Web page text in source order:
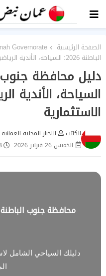
الصفحة الرئيسية Governorate
الباطنة 2026: السياحة، الأندية الرياضية، وأهم الفرص الاستثمارية
السياحة، الأندية
الاستثمارية
الكاتب
الاخبار المحلية العمانية
الخميس 26 فبراير 2026
محافظة جنوب
دليلك السياحي الشامل